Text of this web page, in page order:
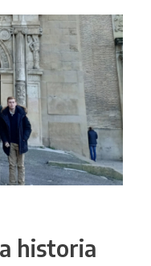
historia